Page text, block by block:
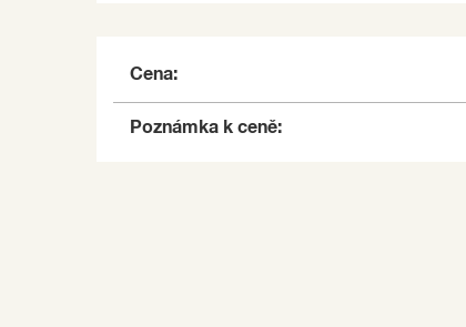
Cena:
Poznámka k ceně: